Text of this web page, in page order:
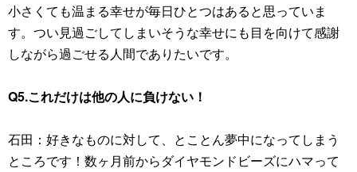
小さくても温まる幸せが毎日ひとつはあると思っていま
す。つい見過ごしてしまいそうな幸せにも目を向けて感謝
しながら過ごせる人間でありたいです。
Q5.これだけは他の人に負けない！
石田：好きなものに対して、とことん夢中になってしまう
ところです！数ヶ月前からダイヤモンドビーズにハマって